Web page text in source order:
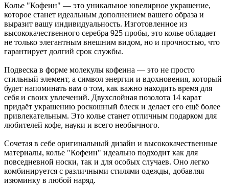
Колье "Кофеин" — это уникальное ювелирное украшение,
которое станет идеальным дополнением вашего образа и
выразит вашу индивидуальность. Изготовленное из
высококачественного серебра 925 пробы, это колье обладает
не только элегантным внешним видом, но и прочностью, что
гарантирует долгий срок службы.
Подвеска в форме молекулы кофеина — это не просто
стильный элемент, а символ энергии и вдохновения, который
будет напоминать вам о том, как важно находить время для
себя и своих увлечений. Двухслойная позолота 14 карат
придаёт украшению роскошный блеск и делает его ещё более
привлекательным. Это колье станет отличным подарком для
любителей кофе, науки и всего необычного.
Сочетая в себе оригинальный дизайн и высококачественные
материалы, колье "Кофеин" идеально подходит как для
повседневной носки, так и для особых случаев. Оно легко
комбинируется с различными стилями одежды, добавляя
изюминку в любой наряд.